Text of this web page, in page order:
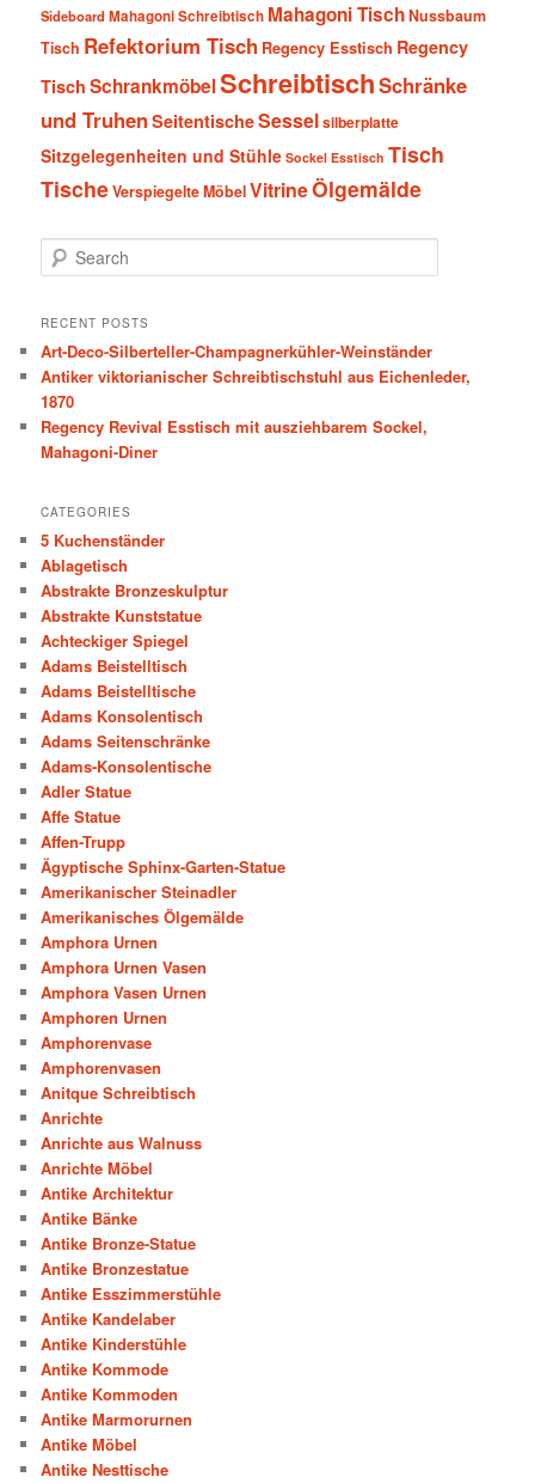
SideboardMahagoni Schreibtisch Mahagoni TischNussbaum
Tisch Refektorium Tisch Regency Esstisch Regency
Tisch SchrankmöbelSchreibtischSchränke
und TruhenSeitentischeSesselsilberplatte
Sitzgelegenheiten und Stühle Sockel Esstisch Tisch
TischeVerspiegelte MöbelVitrineÖlgemälde
e
r
h
RECENT POSTS
Art-Deco-Silberteller-Champagnerkühler-Weinständer
Antiker viktorianischer Schreibtischstuhl aus Eichenleder,
1870
Regency Revival Esstisch mit ausziehbarem Sockel,
Mahagoni-Diner
CATEGORIES
5 Kuchenständer
Ablagetisch
Abstrakte Bronzeskulptur
Abstrakte Kunststatue
Achteckiger Spiegel
Adams Beistelltisch
Adams Beistelltische
Adams Konsolentisch
Adams Seitenschränke
Adams-Konsolentische
Adler Statue
Affe Statue
Affen-Trupp
Ägyptische Sphinx-Garten-Statue
Amerikanischer Steinadler
Amerikanisches Ölgemälde
Amphora Urnen
Amphora Urnen Vasen
Amphora Vasen Urnen
Amphoren Urnen
Amphorenvase
Amphorenvasen
Anitque Schreibtisch
Anrichte
Anrichte aus Walnuss
Anrichte Möbel
Antike Architektur
Antike Bänke
Antike Bronze-Statue
Antike Bronzestatue
Antike Esszimmerstühle
Antike Kandelaber
Antike Kinderstühle
Antike Kommode
Antike Kommoden
Antike Marmorurnen
Antike Möbel
Antike Nesttische